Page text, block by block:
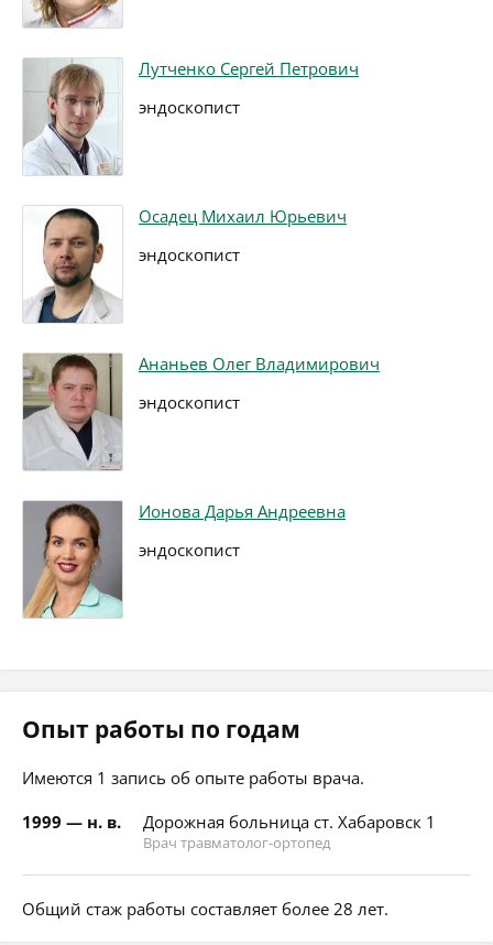
Лутченко Сергей Петрович
эндоскопист
Осадец Михаил Юрьевич
эндоскопист
Ананьев Олег Владимирович
эндоскопист
Ионова Дарья Андреевна
эндоскопист
Опыт работы по годам
Имеются 1 запись об опыте работы врача.
1999 — н. в.
Дорожная больница ст. Хабаровск 1
Врач травматолог-ортопед
Общий стаж работы составляет более 28 лет.